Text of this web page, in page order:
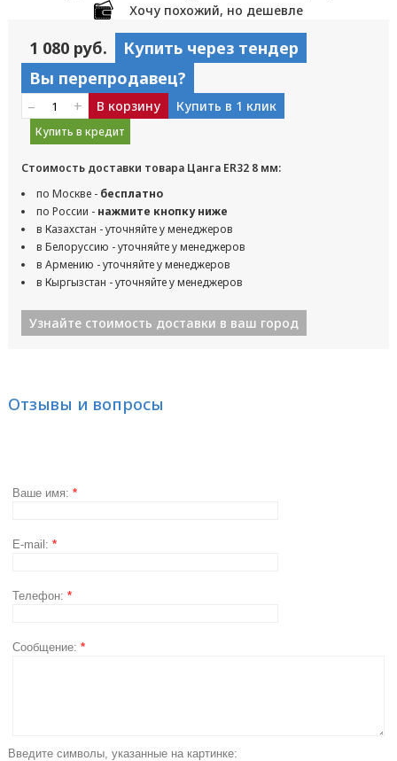
Хочу похожий, но дешевле
1 080 руб.
Купить через тендер
Вы перепродавец?
– + В корзину Купить в 1 клик
Купить в кредит
Стоимость доставки товара Цанга ER32 8 мм:
по Москве - бесплатно
по России - нажмите кнопку ниже
в Казахстан - уточняйте у менеджеров
в Белоруссию - уточняйте у менеджеров
в Армению - уточняйте у менеджеров
в Кыргызстан - уточняйте у менеджеров
Узнайте стоимость доставки в ваш город
Отзывы и вопросы
Ваше имя: *
E-mail: *
Телефон: *
Сообщение: *
Введите символы, указанные на картинке: